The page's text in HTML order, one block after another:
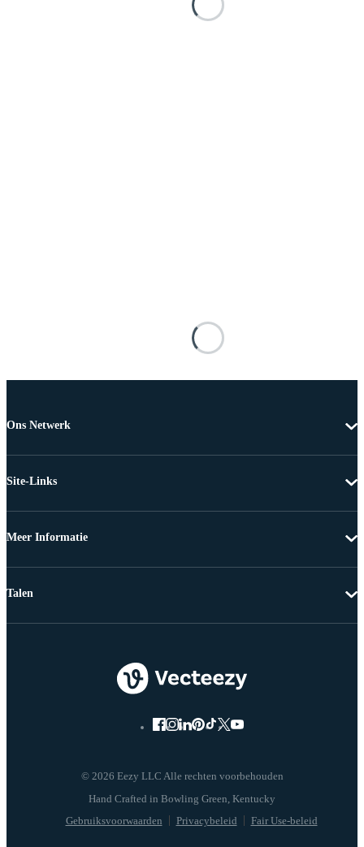
Ons Netwerk
Site-Links
Meer Informatie
© 2026 Eezy LLC Alle rechten voorbehouden
Gebruiksvoorwaarden Privacybeleid Fair Use-beleid
Talen